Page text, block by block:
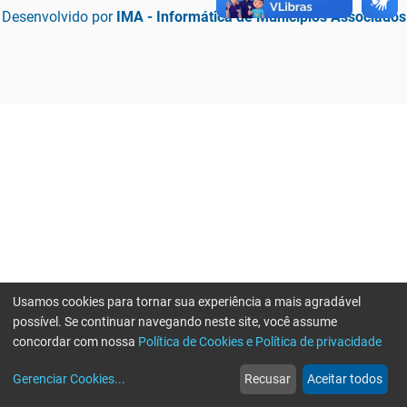
Desenvolvido por IMA - Informática de Municípios Associados
web
Notícias
more_horiz
Mais
Usamos cookies para tornar sua experiência a mais agradável
possível. Se continuar navegando neste site, você assume
concordar com nossa Política de Cookies e Política de privacidade
Gerenciar Cookies... Recusar Aceitar todos
Erro ao enviar informações, por favor tente novamente